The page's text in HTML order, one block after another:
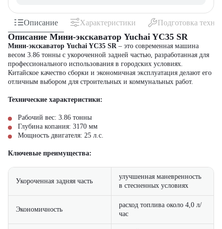
Описание Характеристики Подготовка
Описание Мини-экскаватор Yuchai YC35 SR
Мини-экскаватор Yuchai YC35 SR– это современная машина
весом 3.86 тонны с укороченной задней частью, разработанная для
профессионального использования в городских условиях.
Китайское качество сборки и экономичная эксплуатация делают его
отличным выбором для строительных и коммунальных работ.
Технические характеристики:
Рабочий вес: 3.86 тонны
Глубина копания: 3170 мм
Мощность двигателя: 25 л.с.
Ключевые преимущества:
Укороченная задняя часть
улучшенная маневренность
в стесненных условиях
Экономичность
расход топлива около 4,0 л/
час